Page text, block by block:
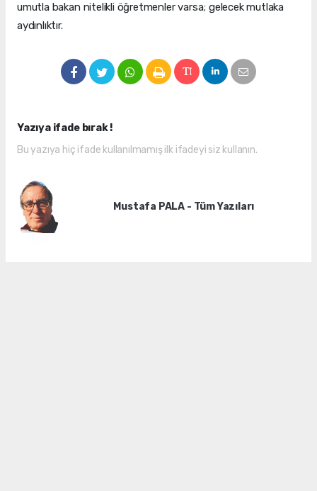
umutla bakan nitelikli öğretmenler varsa; gelecek mutlaka
aydınlıktır.
Yazıya ifade bırak !
Bu yazıya hiç ifade kullanılmamış ilk ifadeyi siz kullanın.
Mustafa PALA - Tüm Yazıları